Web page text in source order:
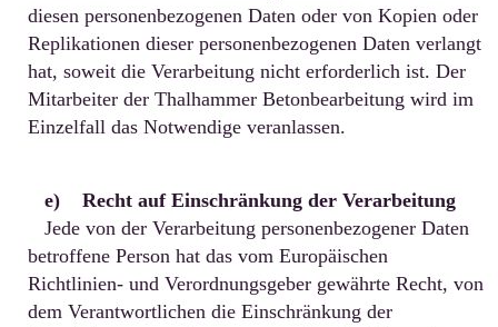
diesen personenbezogenen Daten oder von Kopien oder
Replikationen dieser personenbezogenen Daten verlangt
hat, soweit die Verarbeitung nicht erforderlich ist. Der
Mitarbeiter der Thalhammer Betonbearbeitung wird im
Einzelfall das Notwendige veranlassen.
e) Recht auf Einschränkung der Verarbeitung
Jede von der Verarbeitung personenbezogener Daten
betroffene Person hat das vom Europäischen
Richtlinien- und Verordnungsgeber gewährte Recht, von
dem Verantwortlichen die Einschränkung der